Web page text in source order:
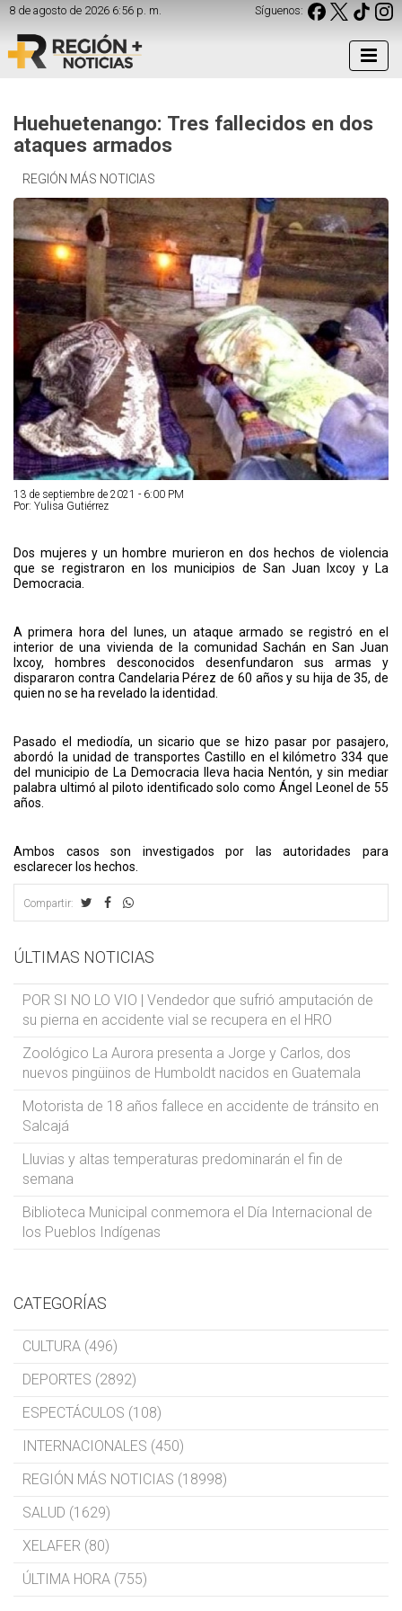
8 de agosto de 2026 6:56 p. m. Síguenos:
Huehuetenango: Tres fallecidos en dos
ataques armados
REGIÓN MÁS NOTICIAS
13 de septiembre de 2021 - 6:00 PM
Por: Yulisa Gutiérrez
Dos mujeres y un hombre murieron en dos hechos de violencia
que se registraron en los municipios de San Juan Ixcoy y La
Democracia.
A primera hora del lunes, un ataque armado se registró en el
interior de una vivienda de la comunidad Sachán en San Juan
Ixcoy, hombres desconocidos desenfundaron sus armas y
dispararon contra Candelaria Pérez de 60 años y su hija de 35, de
quien no se ha revelado la identidad.
Pasado el mediodía, un sicario que se hizo pasar por pasajero,
abordó la unidad de transportes Castillo en el kilómetro 334 que
del municipio de La Democracia lleva hacia Nentón, y sin mediar
palabra ultimó al piloto identificado solo como Ángel Leonel de 55
años.
Ambos casos son investigados por las autoridades para
esclarecer los hechos.
Compartir:
ÚLTIMAS NOTICIAS
POR SI NO LO VIO | Vendedor que sufrió amputación de
su pierna en accidente vial se recupera en el HRO
Zoológico La Aurora presenta a Jorge y Carlos, dos
nuevos pingüinos de Humboldt nacidos en Guatemala
Motorista de 18 años fallece en accidente de tránsito en
Salcajá
Lluvias y altas temperaturas predominarán el fin de
semana
Biblioteca Municipal conmemora el Día Internacional de
los Pueblos Indígenas
CATEGORÍAS
CULTURA (496)
DEPORTES (2892)
ESPECTÁCULOS (108)
INTERNACIONALES (450)
REGIÓN MÁS NOTICIAS (18998)
SALUD (1629)
XELAFER (80)
ÚLTIMA HORA (755)